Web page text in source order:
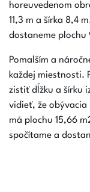
horeuvedenom
11,3 m a šírka 8,4
dostaneme plochu
Pomalším a
každej miestnosti.
zistiť dĺžku a šírku
vidieť, že obývacia
má plochu 15,66
spočítame a